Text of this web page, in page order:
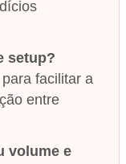
setup?
facilitar a
entre
volume e